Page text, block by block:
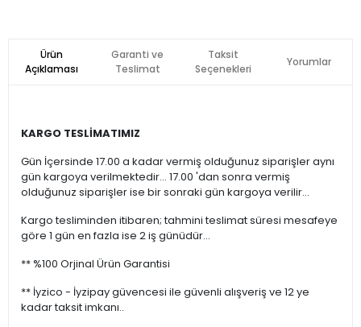
Ürün
Açıklaması
Garanti ve
Teslimat
Taksit
Seçenekleri
Yorumlar
KARGO TESLİMATIMIZ
Gün İçersinde 17.00 a kadar vermiş olduğunuz siparişler aynı
gün kargoya verilmektedir... 17.00 'dan sonra vermiş
olduğunuz siparişler ise bir sonraki gün kargoya verilir...
Kargo tesliminden itibaren; tahmini teslimat süresi mesafeye
göre 1 gün en fazla ise 2 iş günüdür...
** %100 Orjinal Ürün Garantisi
** İyzico - İyzipay güvencesi ile güvenli alışveriş ve 12 ye
kadar taksit imkanı..